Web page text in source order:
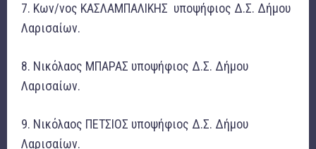
7. Κων/νος ΚΑΣΛΑΜΠΑΛΙΚΗΣ υποψήφιος Δ.Σ. Δήμου
Λαρισαίων.
8. Νικόλαος ΜΠΑΡΑΣ υποψήφιος Δ.Σ. Δήμου
Λαρισαίων.
9. Νικόλαος ΠΕΤΣΙΟΣ υποψήφιος Δ.Σ. Δήμου
Λαρισαίων.